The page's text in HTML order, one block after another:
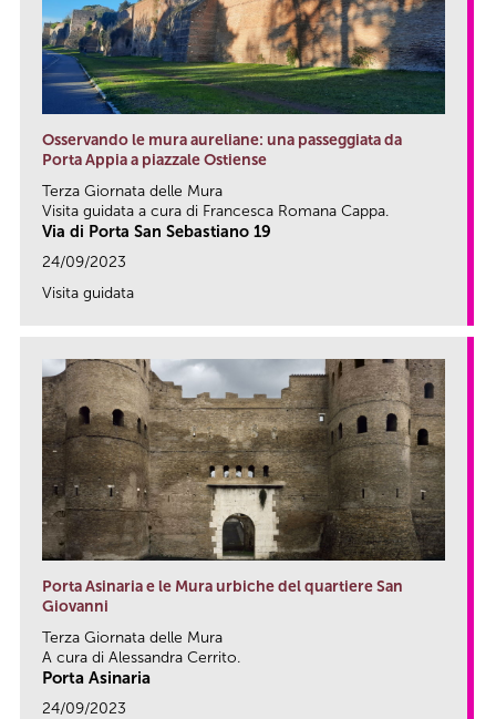
Osservando le mura aureliane: una passeggiata da
Porta Appia a piazzale Ostiense
Terza Giornata delle Mura
Visita guidata a cura di Francesca Romana Cappa.
Via di Porta San Sebastiano 19
24/09/2023
Visita guidata
Porta Asinaria e le Mura urbiche del quartiere San
Giovanni
Terza Giornata delle Mura
A cura di Alessandra Cerrito.
Porta Asinaria
24/09/2023